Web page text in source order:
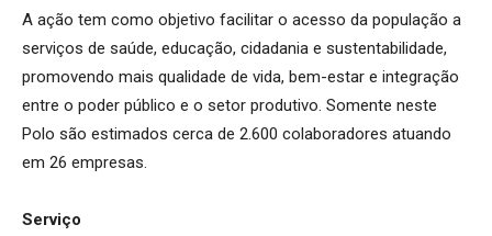
A ação tem como objetivo facilitar o acesso da população a
serviços de saúde, educação, cidadania e sustentabilidade,
promovendo mais qualidade de vida, bem-estar e integração
entre o poder público e o setor produtivo. Somente neste
Polo são estimados cerca de 2.600 colaboradores atuando
em 26 empresas.
Serviço